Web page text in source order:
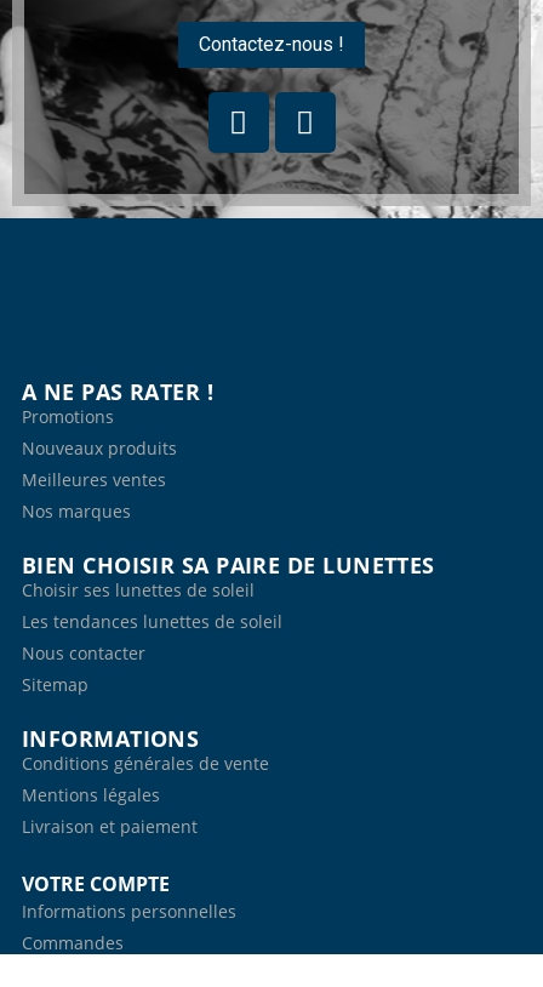
Contactez-nous !
A NE PAS RATER !
Promotions
Nouveaux produits
Meilleures ventes
Nos marques
BIEN CHOISIR SA PAIRE DE LUNETTES
Choisir ses lunettes de soleil
Les tendances lunettes de soleil
Nous contacter
Sitemap
INFORMATIONS
Conditions générales de vente
Mentions légales
Livraison et paiement
VOTRE COMPTE
Informations personnelles
Commandes